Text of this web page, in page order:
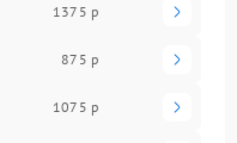
1375 р
875 р
1075 р